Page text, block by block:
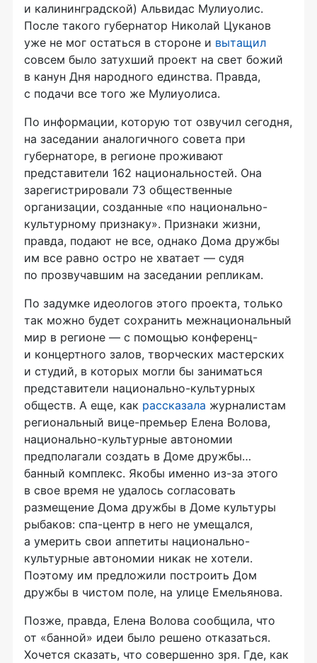
и калининградской) Альвидас Мулиуолис.
После такого губернатор Николай Цуканов
уже не мог остаться в стороне и вытащил
совсем было затухший проект на свет божий
в канун Дня народного единства. Правда,
с подачи все того же Мулиуолиса.
По информации, которую тот озвучил сегодня,
на заседании аналогичного совета при
губернаторе, в регионе проживают
представители 162 национальностей. Она
зарегистрировали 73 общественные
организации, созданные «по национально-
культурному признаку». Признаки жизни,
правда, подают не все, однако Дома дружбы
им все равно остро не хватает — судя
по прозвучавшим на заседании репликам.
По задумке идеологов этого проекта, только
так можно будет сохранить межнациональный
мир в регионе — с помощью конференц-
и концертного залов, творческих мастерских
и студий, в которых могли бы заниматься
представители национально-культурных
обществ. А еще, как рассказала журналистам
региональный вице-премьер Елена Волова,
национально-культурные автономии
предполагали создать в Доме дружбы…
банный комплекс. Якобы именно из-за этого
в свое время не удалось согласовать
размещение Дома дружбы в Доме культуры
рыбаков: спа-центр в него не умещался,
а умерить свои аппетиты национально-
культурные автономии никак не хотели.
Поэтому им предложили построить Дом
дружбы в чистом поле, на улице Емельянова.
Позже, правда, Елена Волова сообщила, что
от «банной» идеи было решено отказаться.
Хочется сказать, что совершенно зря. Где, как